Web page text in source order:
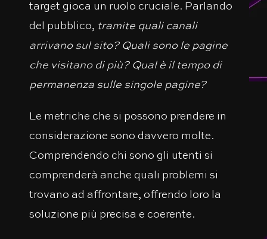
target gioca un ruolo cruciale. Parlando
del pubblico, tramite quali canali
arrivano sul sito? Quali sono le pagine
che visitano di più? Qual è il tempo di
permanenza sulle singole pagine?
Le metriche che si possono prendere in
considerazione sono davvero molte.
Comprendendo chi sono gli utenti si
comprenderà anche quali problemi si
trovano ad affrontare, offrendo loro la
soluzione più precisa e coerente.